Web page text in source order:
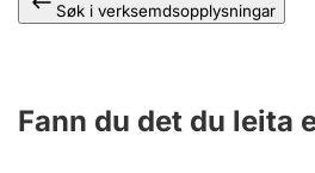
Søk i verksemdsopplysningar
Fann du det du leita